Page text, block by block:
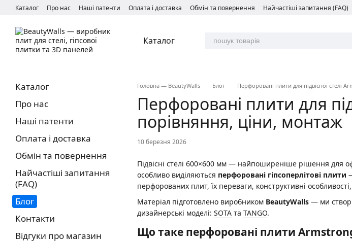
Перейти до основного контенту
Каталог Про нас Наші патенти Оплата і доставка Обмін та повернення Найчастіші запитання (FAQ)
Каталог
Головна — BeautyWalls Блог Перфоровані плити для підвісної стелі
Перфоровані плити для
порівняння, ціни, монтаж
10 березня 2026
Підвісні стелі 600×600 мм — найпоширеніше рішення для
особливо виділяються перфоровані гіпсоперлітові плити
перфорованих плит, їх переваги, конструктивні
Матеріал підготовлено виробником BeautyWalls — ми
дизайнерські моделі: SOTA та TANGO.
Що таке перфоровані плити
Каталог
Про нас
Наші патенти
Оплата і доставка
Обмін та повернення
Найчастіші запитання
(FAQ)
Блог
Контакти
Відгуки про магазин